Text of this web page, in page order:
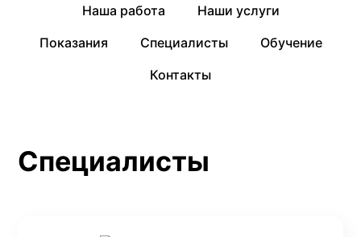
Наша работа
Наши услуги
Показания
Специалисты
Обучение
Контакты
Специалисты